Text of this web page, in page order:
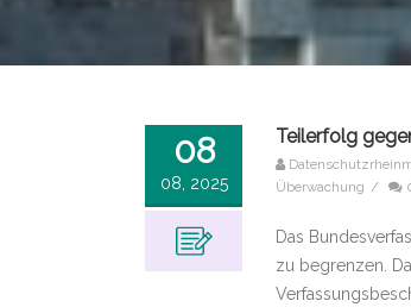
08
08, 2025
Teilerfolg
Überwachung /
Das
zu begrenzen.